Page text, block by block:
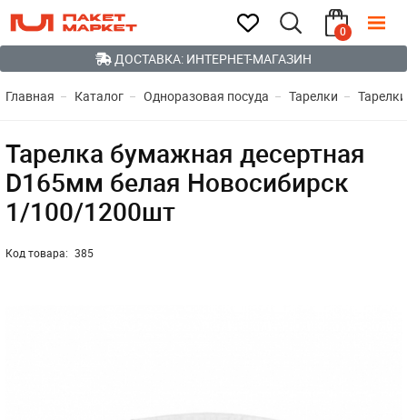
0
ДОСТАВКА: ИНТЕРНЕТ-МАГАЗИН
Главная Каталог Одноразовая посуда Тарелки
Тарелка бумажная десертная
D165мм белая Новосибирск
1/100/1200шт
Код товара: 385